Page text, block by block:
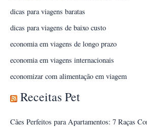
dicas para viagens baratas
dicas para viagens de baixo custo
economia em viagens de longo prazo
economia em viagens internacionais
economizar com alimentação em viagem
Receitas Pet
Cães Perfeitos para Apartamentos: 7 Raças